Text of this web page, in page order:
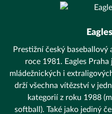
Prestižní český
roce 1981. Eagles
mládežnických i
drží všechna vítězství v
kategorií z roku 1988
softball). Také jako jediný